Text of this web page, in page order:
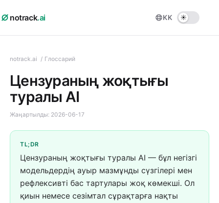
notrack.ai KK
notrack.ai / Глоссарий
Цензураның жоқтығы
туралы AI
Жаңартылды: 2026-06-17
TL;DR
Цензураның жоқтығы туралы AI — бұл негізгі
модельдердің ауыр мазмұнды сүзгілері мен
рефлексивті бас тартулары жоқ көмекші. Ол
қиын немесе сезімтал сұрақтарға нақты